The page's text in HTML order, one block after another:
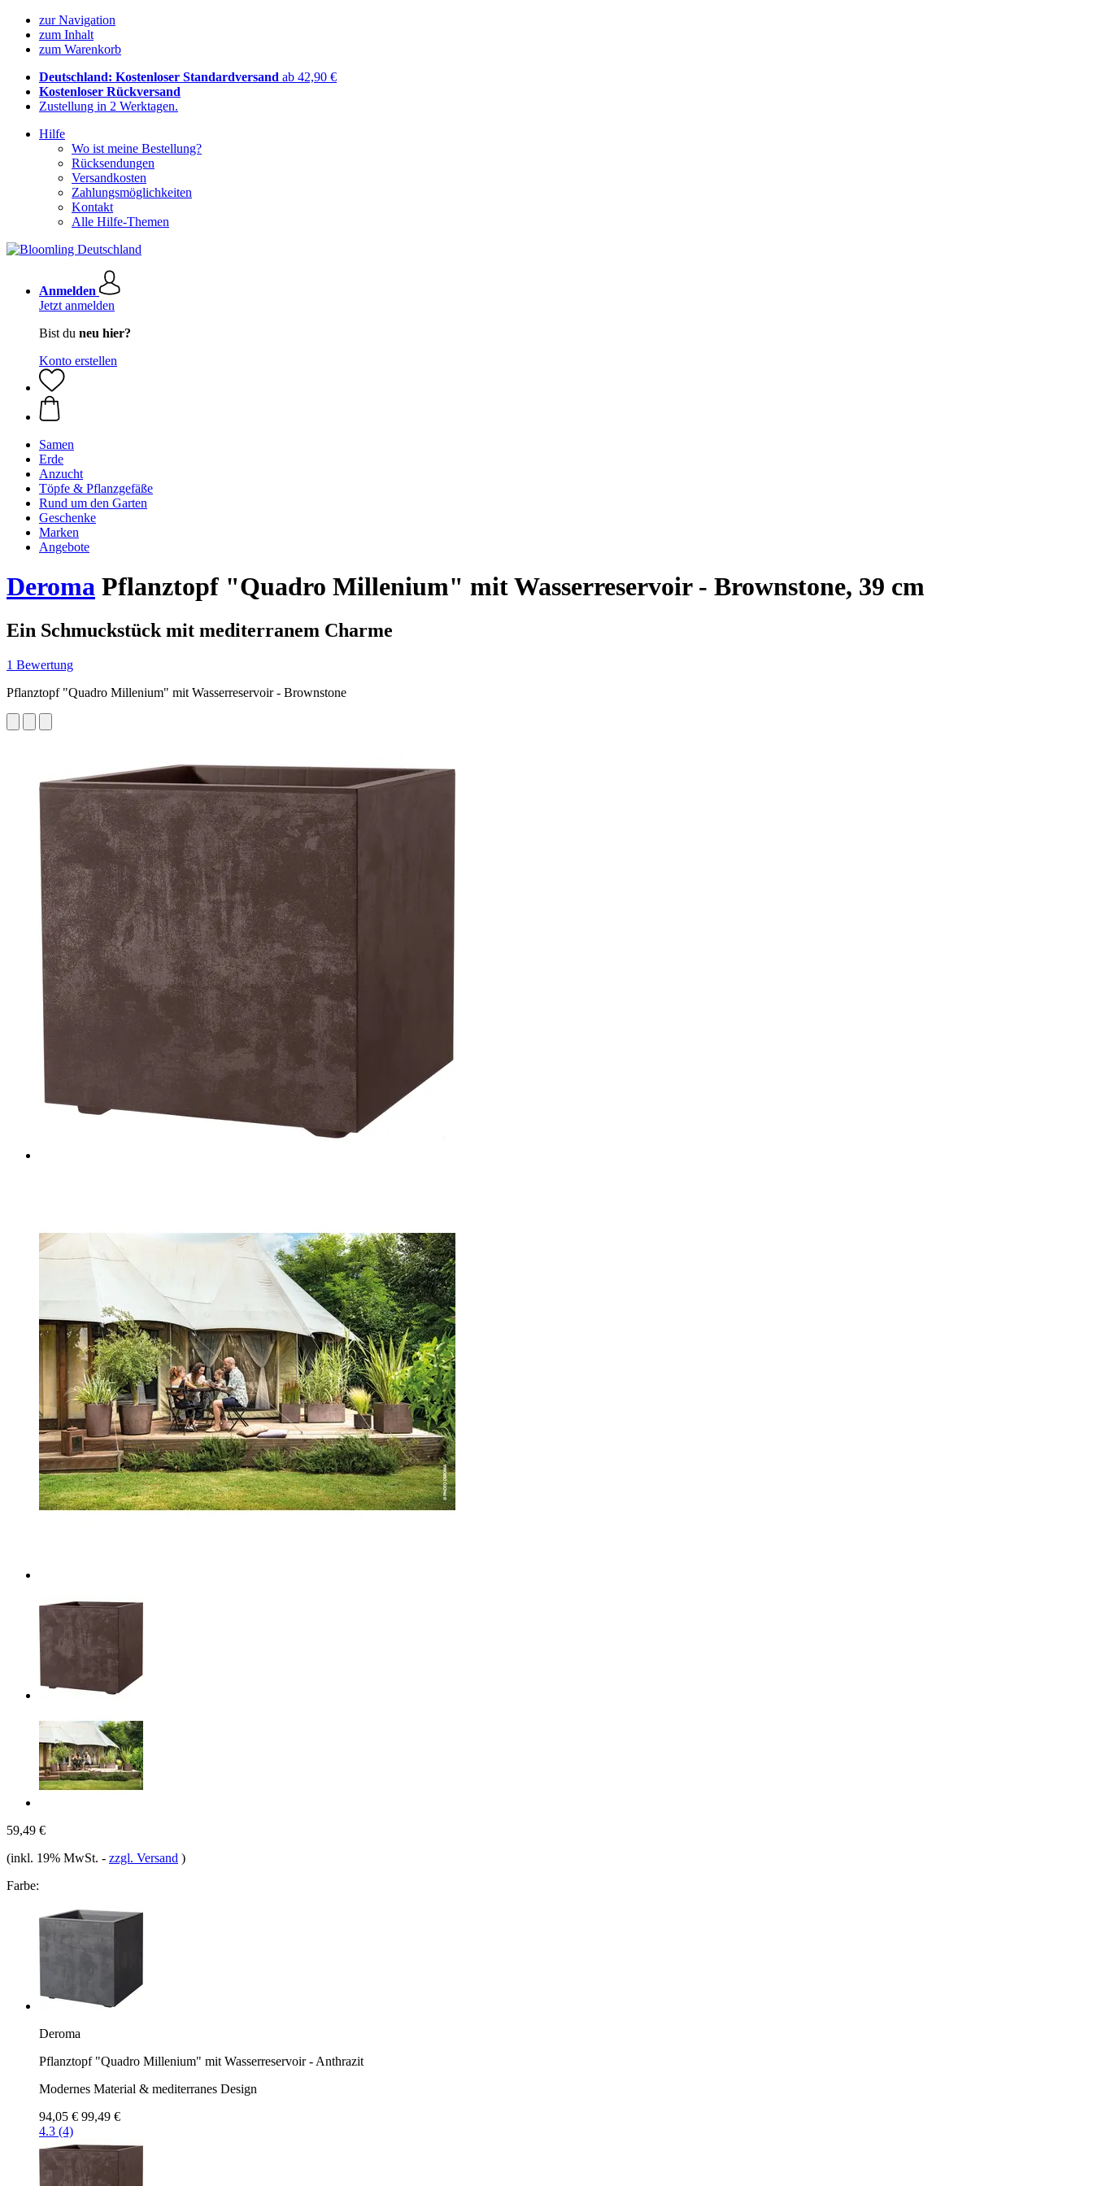
zur Navigation
zum Inhalt
zum Warenkorb
Deutschland: Kostenloser Standardversand ab 42,90 €
Kostenloser Rückversand
Zustellung in 2 Werktagen.
Hilfe
Wo ist meine Bestellung?
Rücksendungen
Versandkosten
Zahlungsmöglichkeiten
Kontakt
Alle Hilfe-Themen
Anmelden
Jetzt anmelden
Bist du neu hier?
Konto erstellen
Samen
Erde
Anzucht
Töpfe & Pflanzgefäße
Rund um den Garten
Geschenke
Marken
Angebote
Deroma Pflanztopf "Quadro Millenium" mit Wasserreservoir - Brownstone, 39 cm
Ein Schmuckstück mit mediterranem Charme
1 Bewertung
Pflanztopf "Quadro Millenium" mit Wasserreservoir - Brownstone
59,49 €
(inkl. 19% MwSt. - zzgl. Versand )
Farbe:
Deroma
Pflanztopf "Quadro Millenium" mit Wasserreservoir - Anthrazit
Modernes Material & mediterranes Design
94,05 € 99,49 €
4.3 (4)